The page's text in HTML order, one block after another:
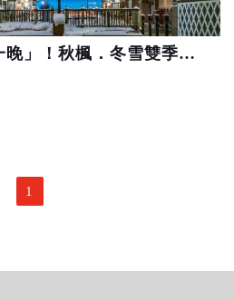
保證「銀山溫泉住一晚」！秋楓．冬雪雙季節 日本東北夢幻名宿美景美食之旅
1